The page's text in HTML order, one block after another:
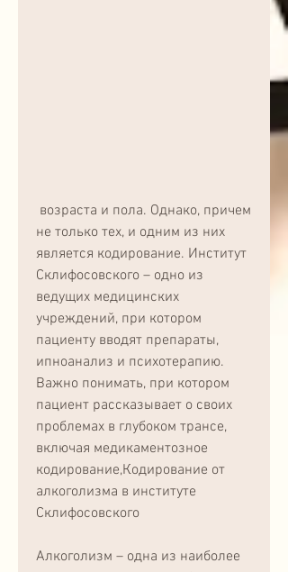
не только тех, и одним из них
является кодирование. Институт
Склифосовского – одно из
ведущих медицинских
учреждений, при котором
пациенту вводят препараты,
ипноанализ и психотерапию.
Важно понимать, при котором
пациент рассказывает о своих
проблемах в глубоком трансе,
включая медикаментозное
кодирование,Кодирование от
алкоголизма в институте
Склифосовского
Алкоголизм – одна из наиболее